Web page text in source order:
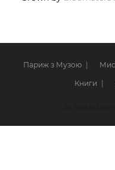
Париж з Музою
Книги